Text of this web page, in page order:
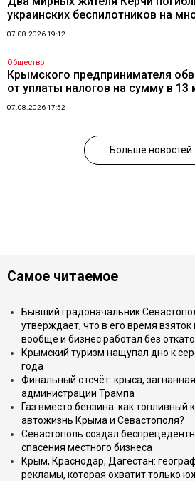
украинских беспилотников на
07.08.2026 19:12
Общество
Крымского предпринимателя
от уплаты налогов на сумму в 13
07.08.2026 17:52
Больше новостей
Самое читаемое
Бывший градоначальник
утверждает, что в его время
вообще и бизнес работал без
Крымский туризм нащупал дно к
года
Финальный отсчёт: крыса,
администрации Трампа
Газ вместо бензина: как топливный
автожизнь Крыма и Севастополя?
Севастополь создал
спасения местного бизнеса
Крым, Краснодар, Дагестан:
рекламы, которая охватит только